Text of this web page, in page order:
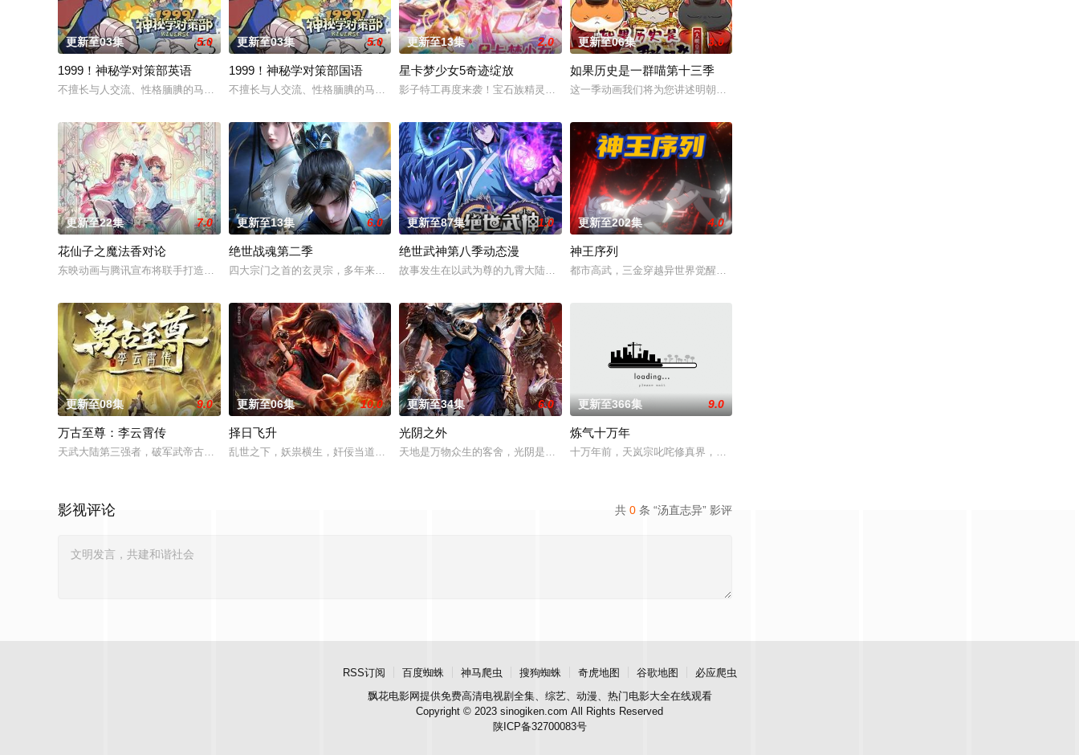
更新至03集 5.0
1999！神秘学对策部英语
不擅长与人交流、性格腼腆的马库斯在一场乌龙中意外成为了“神秘学事件对策部”的负责人。面
更新至03集 5.0
1999！神秘学对策部国语
不擅长与人交流、性格腼腆的马库斯在一场乌龙中意外成为了“神秘学事件对策部”的负责人。面
更新至13集 2.0
星卡梦少女5奇迹绽放
影子特工再度来袭！宝石族精灵竟然成了关键所在！东方桃子与伙伴们一边为救治师父森木宇冲击
更新至06集 3.0
如果历史是一群喵第十三季
这一季动画我们将为您讲述明朝前期的故事。明朝从元末乱世中浴火而生的大一统王朝，可在建国
更新至22集 7.0
花仙子之魔法香对论
东映动画与腾讯宣布将联手打造『花仙子』全新动画新作将继承经典、结合潮流、呈现崭新的花仙
更新至13集 6.0
绝世战魂第二季
四大宗门之首的玄灵宗，多年来第一次来临水城选拔弟子，方秦两家围绕这一个将决定二者命运的
更新至87集 1.0
绝世武神第八季动态漫
故事发生在以武为尊的九霄大陆，讲述了现代学生林枫，因为一场车祸，穿越到武魂未觉醒的“废
更新至202集 4.0
神王序列
都市高武，三金穿越异世界觉醒最强序列003“鲜血君王”，不仅可以无视一切痛觉，还可以将
更新至08集 9.0
万古至尊：李云霄传
天武大陆第三强者，破军武帝古飞扬被世界规则所限，修为困在九天武帝境多年，难以突破。为了
更新至06集 10.0
择日飞升
乱世之下，妖祟横生，奸佞当道。又值幽界入侵，人、幽两界势力荼毒人间，捕蛇者许应因看不惯
更新至34集 6.0
光阴之外
天地是万物众生的客舍，光阴是古往今来的过客。残面张开诡异之眼，所视之处生灵涂炭，化为永
更新至366集 9.0
炼气十万年
十万年前，天岚宗叱咤修真界，宗内弟子皆是天骄，所向披靡。唯独开山弟子徐阳一直是炼气期，
共 0 条 “汤直志异” 影评
影视评论
RSS订阅 百度蜘蛛 神马爬虫 搜狗蜘蛛 奇虎地图 谷歌地图
必应爬虫
飘花电影网提供免费高清电视剧全集、综艺、动漫、热门电影大全在线观看
Copyright © 2023 sinogiken.com All Rights Reserved
陕ICP备32700083号